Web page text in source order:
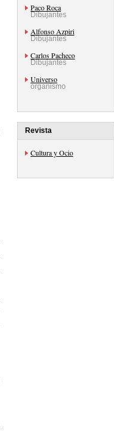
Paco Roca
Dibujantes
Alfonso Azpiri
Dibujantes
Carlos Pacheco
Dibujantes
Universo
organismo
Revista
Cultura y Ocio